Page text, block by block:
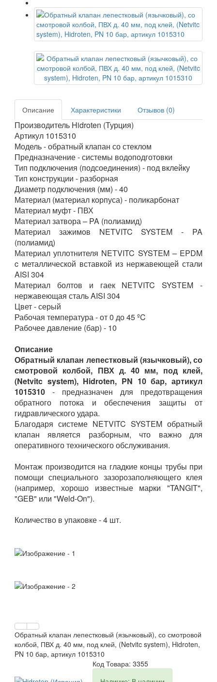
Описание Характеристики Отзывов (0)
Производитель Hidroten (Турция)
Артикул 1015310
Модель - обратный клапан со стеклом
Предназначение - системы водоподготовки
Тип подключения (подсоединения) - под вклейку
Тип конструкции - разборная
Диаметр подключения (мм) - 40
Материал (материал корпуса) - поликарбонат
Материал муфт - ПВХ
Материал затвора – PA (полиамид)
Материал зажимов NETVITC SYSTEM - PA
(полиамид)
Материал уплотнителя NETVITC SYSTEM – EPDM
c металлической вставкой из нержавеющей стали
AISI 304
Материал болтов и гаек NETVITC SYSTEM -
нержавеющая сталь AISI 304
Цвет - серый
Рабочая температура - от 0 до 45 ºC
Рабочее давление (бар) - 10
Описание
Обратный клапан лепестковый (язычковый), со
смотровой колбой, ПВХ д. 40 мм, под клей,
(Netvitc system), Hidroten, PN 10 бар, артикул
1015310 - предназначен для предотвращения
обратного потока и обеспечения защиты от
гидравлического удара.
Благодаря системе NETVITC SYSTEM обратный
клапан является разборным, что важно для
оперативного технического обслуживания.
Монтаж производится на гладкие концы трубы при
помощи специального зазорозаполняющего клея
(например, хорошо известные марки "TANGIT",
"GEB" или "Weld-On").
Количество в упаковке - 4 шт.
Обратный клапан лепестковый (язычковый), со смотровой
колбой, ПВХ д. 40 мм, под клей, (Netvitc system), Hidroten,
PN 10 бар, артикул 1015310
Код Товара: 3355